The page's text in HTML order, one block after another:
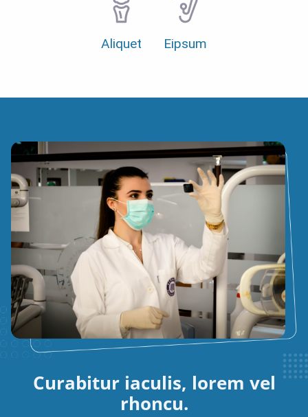
Aliquet Eipsum
Curabitur iaculis, lorem vel
rhoncu.